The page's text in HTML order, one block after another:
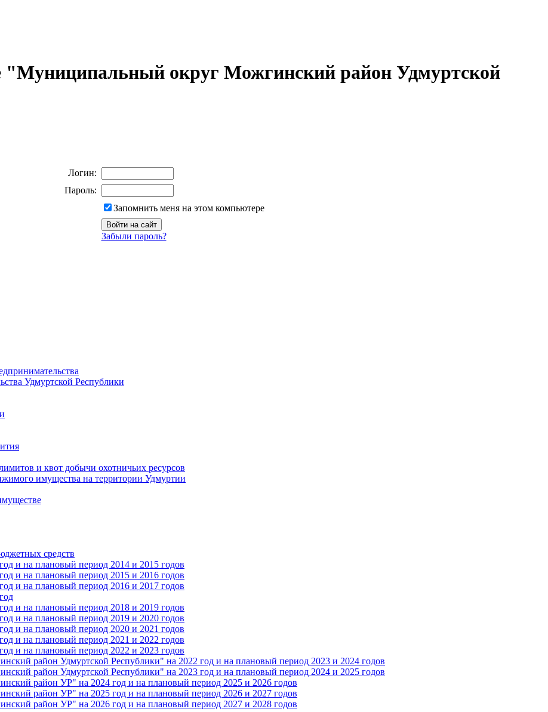
"Муниципальный округ Можгинский район Удмуртской
Логин:
Пароль:
Запомнить меня на этом компьютере
Забыли пароль?
Удмуртской Республики
и квот добычи охотничьих ресурсов
имущества на территории Удмуртии
средств
и на плановый период 2014 и 2015 годов
и на плановый период 2015 и 2016 годов
и на плановый период 2016 и 2017 годов
и на плановый период 2018 и 2019 годов
и на плановый период 2019 и 2020 годов
и на плановый период 2020 и 2021 годов
и на плановый период 2021 и 2022 годов
и на плановый период 2022 и 2023 годов
район Удмуртской Республики" на 2022 год и на плановый период 2023 и 2024 годов
район Удмуртской Республики" на 2023 год и на плановый период 2024 и 2025 годов
район УР" на 2024 год и на плановый период 2025 и 2026 годов
район УР" на 2025 год и на плановый период 2026 и 2027 годов
район УР" на 2026 год и на плановый период 2027 и 2028 годов